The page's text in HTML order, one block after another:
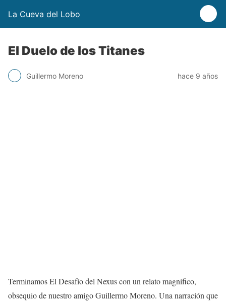
La Cueva del Lobo
El Duelo de los Titanes
Guillermo Moreno hace 9 años
Terminamos El Desafío del Nexus con un relato magnífico,
obsequio de nuestro amigo Guillermo Moreno. Una narración que